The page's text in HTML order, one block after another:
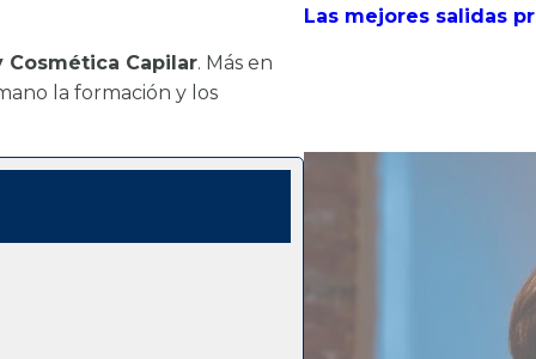
Cosmética Capilar. Más en
la formación y los
Las mejores salidas